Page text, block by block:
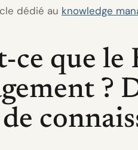
dédié au knowledge
ce que
?